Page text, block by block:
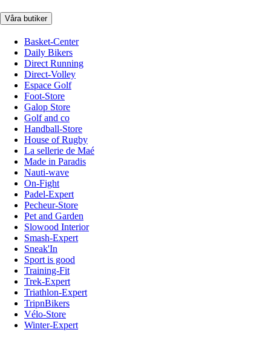
Våra butiker
Basket-Center
Daily Bikers
Direct Running
Direct-Volley
Espace Golf
Foot-Store
Galop Store
Golf and co
Handball-Store
House of Rugby
La sellerie de Maé
Made in Paradis
Nauti-wave
On-Fight
Padel-Expert
Pecheur-Store
Pet and Garden
Slowood Interior
Smash-Expert
Sneak'In
Sport is good
Training-Fit
Trek-Expert
Triathlon-Expert
TripnBikers
Vélo-Store
Winter-Expert